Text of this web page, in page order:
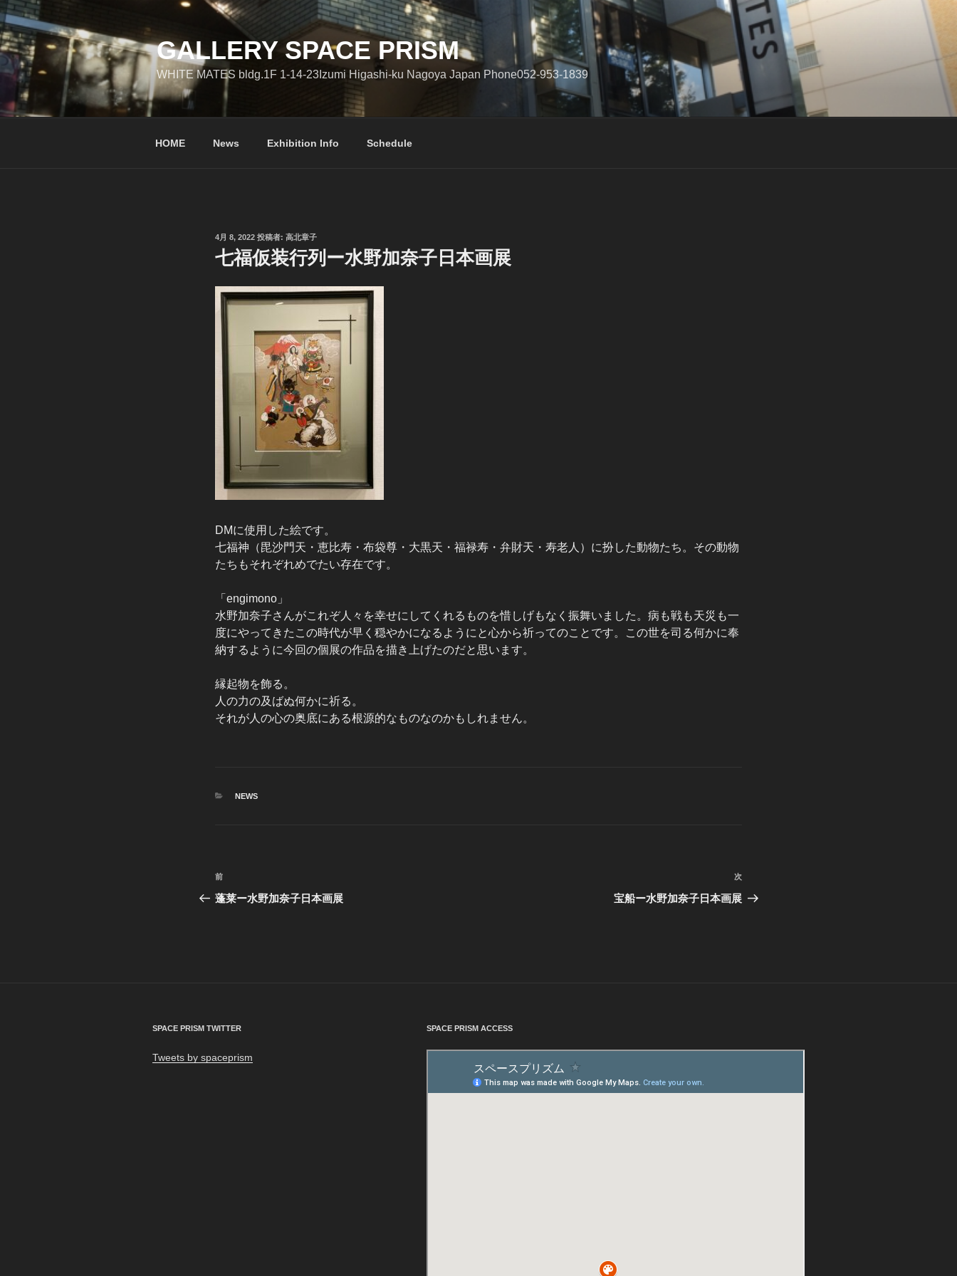
コ
ン
テ
ン
ツ
ス
GALLERY SPACE PRISM
WHITE MATES bldg.1F 1-14-23Izumi Higashi-ku Nagoya Japan Phone052-953-1839
HOME News Exhibition Info Schedule
投
日:
4月 8, 2022 投稿者: 高北章子
七福仮装行列ー水野加奈子日本画展
DMに使用した絵です。
七福神（毘沙門天・恵比寿・布袋尊・大黒天・福禄寿・弁財天・寿老人）に扮した動物たち。その動物
たちもそれぞれめでたい存在です。
「engimono」
水野加奈子さんがこれぞ人々を幸せにしてくれるものを惜しげもなく振舞いました。病も戦も天災も一
度にやってきたこの時代が早く穏やかになるようにと心から祈ってのことです。この世を司る何かに奉
納するように今回の個展の作品を描き上げたのだと思います。
縁起物を飾る。
人の力の及ばぬ何かに祈る。
それが人の心の奥底にある根源的なものなのかもしれません。
カ
NEWS
投
稿
シ
ョ
前
の
前
蓬莱ー水野加奈子日本画展
次
の
次
宝船ー水野加奈子日本画展
SPACE PRISM TWITTER
Tweets by spaceprism
SPACE PRISM ACCESS